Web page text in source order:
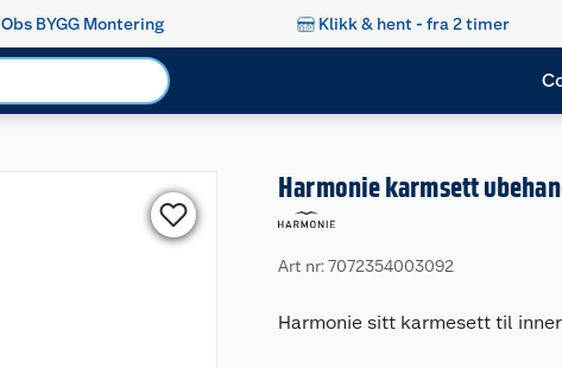
Obs BYGG Montering Klikk & hent - fra 2 timer
Harmonie karmsett
Art nr: 7072354003092
Harmonie sitt karmesett til